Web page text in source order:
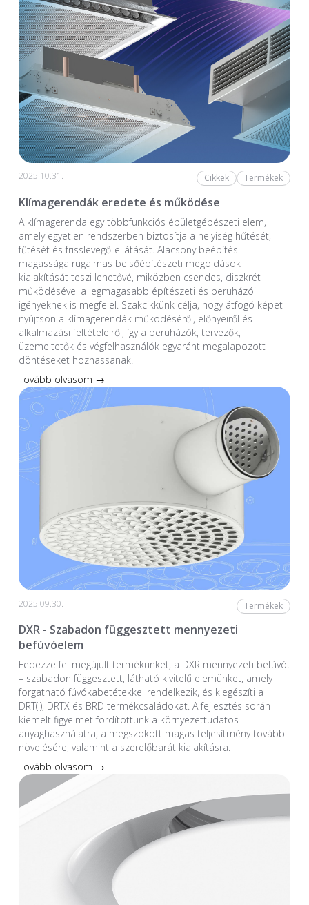
2025.10.31. Cikkek Termékek
Klímagerendák eredete és működése
A klímagerenda egy többfunkciós épületgépészeti elem,
amely egyetlen rendszerben biztosítja a helyiség hűtését,
fűtését és frisslevegő-ellátását. Alacsony beépítési
magassága rugalmas belsőépítészeti megoldások
kialakítását teszi lehetővé, miközben csendes, diszkrét
működésével a legmagasabb építészeti és beruházói
igényeknek is megfelel. Szakcikkünk célja, hogy átfogó képet
nyújtson a klímagerendák működéséről, előnyeiről és
alkalmazási feltételeiről, így a beruházók, tervezők,
üzemeltetők és végfelhasználók egyaránt megalapozott
döntéseket hozhassanak.
Tovább olvasom →
2025.09.30. Termékek
DXR - Szabadon függesztett mennyezeti
befúvóelem
Fedezze fel megújult termékünket, a DXR mennyezeti befúvót
– szabadon függesztett, látható kivitelű elemünket, amely
forgatható fúvókabetétekkel rendelkezik, és kiegészíti a
DRT(I), DRTX és BRD termékcsaládokat. A fejlesztés során
kiemelt figyelmet fordítottunk a környezettudatos
anyaghasználatra, a megszokott magas teljesítmény további
növelésére, valamint a szerelőbarát kialakításra.
Tovább olvasom →